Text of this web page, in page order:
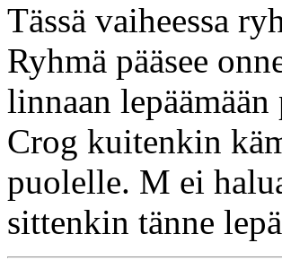
Tässä vaiheessa
Ryhmä pääsee
linnaan
Crog kuitenkin
puolelle. M ei
sittenkin tänne